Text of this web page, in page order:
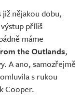
nějakou dobu,
příliš
máme
the Outlands,
A ano, samozřejmě
s rukou
Cooper.